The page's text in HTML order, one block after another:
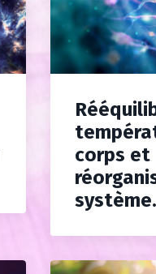
corps et